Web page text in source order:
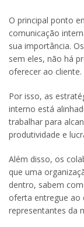
O principal ponto
comunicação
sua importância.
sem eles, não há
oferecer ao cliente.
Por isso, as
interno está
trabalhar para
produtividade e
Além disso, os
que uma
dentro, sabem
oferta entregue ao
representantes da